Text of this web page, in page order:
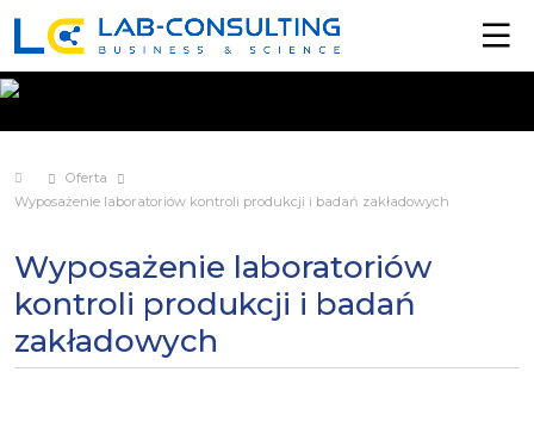
Oferta
Wyposażenie laboratoriów kontroli produkcji i badań zakładowych
Wyposażenie laboratoriów
kontroli produkcji i badań
zakładowych